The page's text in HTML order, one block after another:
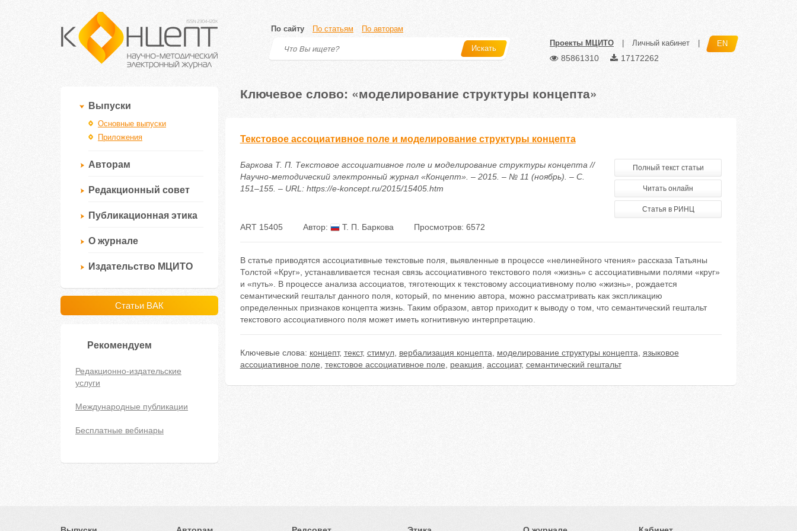
По сайту По статьям По авторам
Искать
Проекты МЦИТО Личный кабинет EN
85861310 17172262
Выпуски
Основные выпуски
Приложения
Авторам
Редакционный совет
Публикационная этика
О журнале
Издательство МЦИТО
Статьи ВАК
Рекомендуем
Редакционно-издательские
услуги
Международные публикации
Бесплатные вебинары
Ключевое слово: «моделирование структуры концепта»
Текстовое ассоциативное поле и моделирование структуры концепта
Баркова Т. П. Текстовое ассоциативное поле и моделирование структуры концепта //
Научно-методический электронный журнал «Концепт». – 2015. – № 11 (ноябрь). – С.
151–155. – URL: https://e-koncept.ru/2015/15405.htm
Полный текст статьи
Читать онлайн
Статья в РИНЦ
ART 15405 Автор: Т. П. Баркова Просмотров: 6572
В статье приводятся ассоциативные текстовые поля, выявленные в процессе «нелинейного чтения» рассказа Татьяны
Толстой «Круг», устанавливается тесная связь ассоциативного текстового поля «жизнь» с ассоциативными полями «круг»
и «путь». В процессе анализа ассоциатов, тяготеющих к текстовому ассоциативному полю «жизнь», рождается
семантический гештальт данного поля, который, по мнению автора, можно рассматривать как экспликацию
определенных признаков концепта жизнь. Таким образом, автор приходит к выводу о том, что семантический гештальт
текстового ассоциативного поля может иметь когнитивную интерпретацию.
Ключевые слова: концепт, текст, стимул, вербализация концепта моделирование структуры концепта языковое
ассоциативное поле текстовое ассоциативное поле реакция ассоциат, семантический гештальт